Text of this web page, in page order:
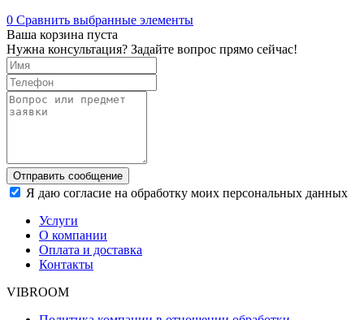
0 Сравнить выбранные элементы
Ваша корзина пуста
Нужна консультация? Задайте вопрос прямо сейчас!
Отправить сообщение
Я даю согласие на обработку моих персональных данных
Услуги
О компании
Оплата и доставка
Контакты
VIBROOM